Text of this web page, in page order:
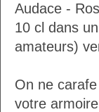
Audace -
10 cl dans
amateurs)
On ne
votre